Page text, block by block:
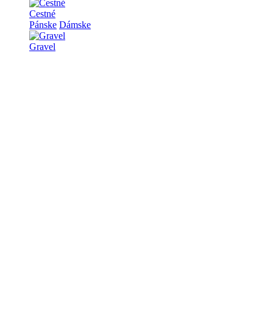
Cestné
Pánske Dámske
Gravel